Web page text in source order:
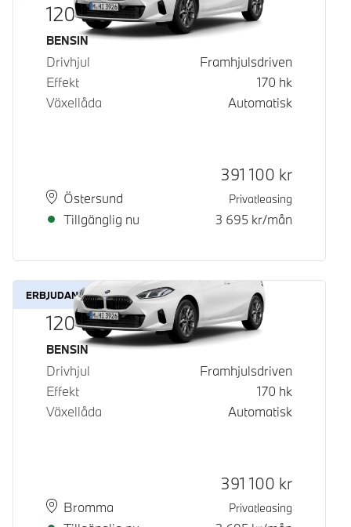
120
Bränsle
BENSIN
Drivhjul
Framhjulsdriven
Effekt
170 hk
Växellåda
Automatisk
PlatsÖstersund
Leveranstid
Tillgänglig nu
Kontantpris
391 100 kr
Privatleasing
3 695 kr/mån
ERBJUDANDE
120
Bränsle
BENSIN
Drivhjul
Framhjulsdriven
Effekt
170 hk
Växellåda
Automatisk
PlatsBromma
Leveranstid
Kontantpris
391 100 kr
Privatleasing